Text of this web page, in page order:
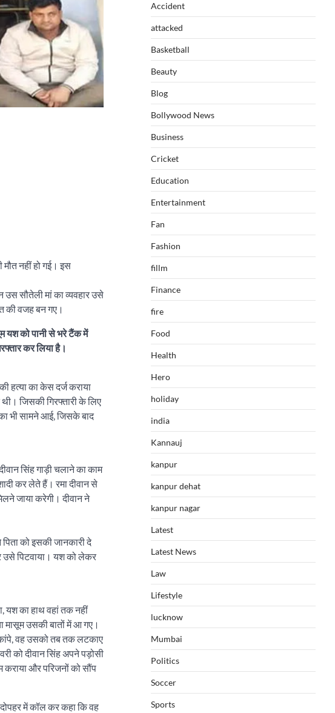
नहीं हो गई। इस
सौतेली मां का व्यवहार उसे
की वजह बन गए।
यश को पानी से भरे टैंक में
कर लिया है।
हत्या का केस दर्ज कराया
जिसकी गिरफ्तारी के लिए
भी सामने आई, जिसके बाद
सिंह गाड़ी चलाने का काम
कर लेते हैं। रमा दीवान से
जाया करेगी। दीवान ने
को इसकी जानकारी दे
उसे पिटवाया। यश को लेकर
यश का हाथ वहां तक नहीं
मासूम उसकी बातों में आ गए।
वह उसको तब तक लटकाए
को दीवान सिंह अपने पड़ोसी
और परिजनों को सौंप
में कॉल कर कहा कि वह
Accident
attacked
Basketball
Beauty
Blog
Bollywood News
Business
Cricket
Education
Entertainment
Fan
Fashion
fillm
Finance
fire
Food
Health
Hero
holiday
india
Kannauj
kanpur
kanpur dehat
kanpur nagar
Latest
Latest News
Law
Lifestyle
lucknow
Mumbai
Politics
Soccer
Sports